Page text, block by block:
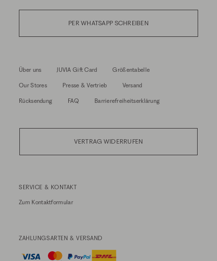
PER WHATSAPP SCHREIBEN
Über uns JUVIA Gift Card Größentabelle
Our Stores Presse & Vertrieb Versand
Rücksendung FAQ Barrierefreiheitserklärung
VERTRAG WIDERRUFEN
SERVICE & KONTAKT
Zum Kontaktformular
ZAHLUNGSARTEN & VERSAND